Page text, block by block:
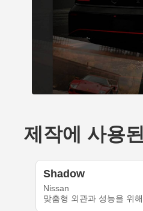
제작에 사용
Shadow
Nissan
맞춤형 외관과 성능을 위